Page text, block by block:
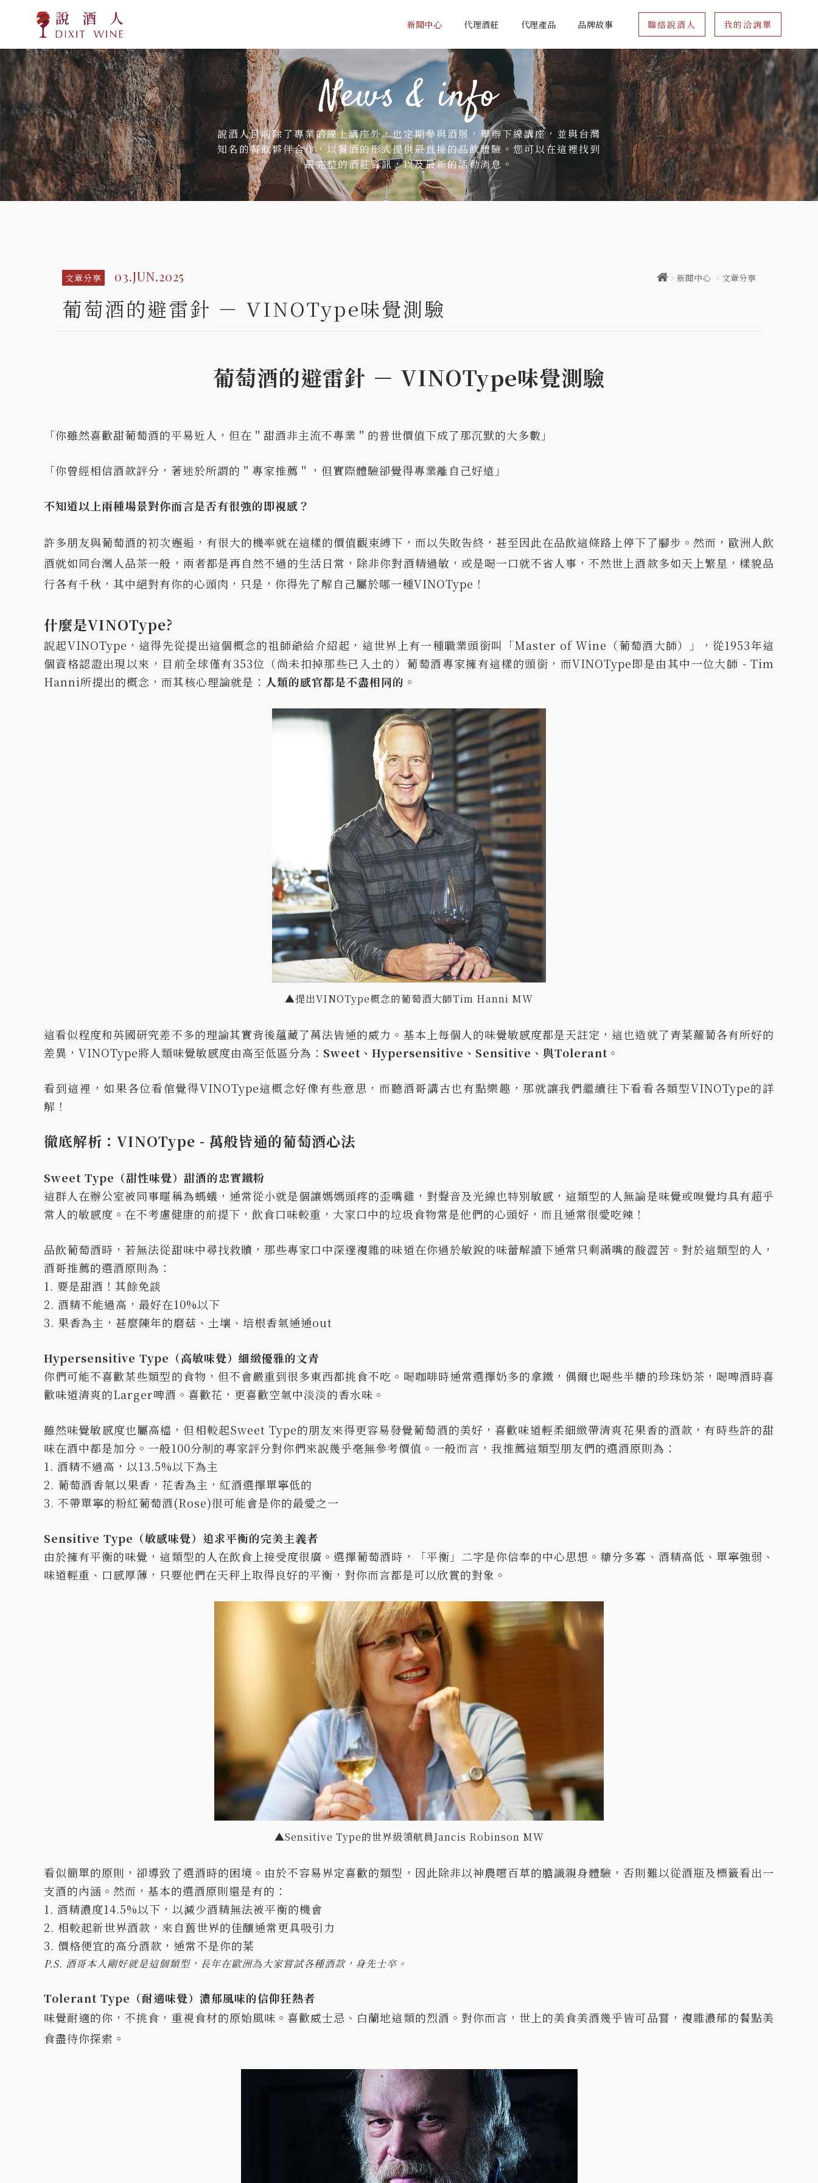
新聞中心 代理酒莊 代理產品 品牌故事 聯絡說酒人 我的洽詢單
說酒人目前除了專業的線上講座外，也定期參與酒展，舉辦下線講座，並與台灣
知名的餐飲夥伴合作，以餐酒的形式提供最直接的品飲體驗。您可以在這裡找到
最完整的酒莊資訊，以及最新的活動消息。
> 新聞中心 > 文章分享
文章分享 03.JUN.2025
葡萄酒的避雷針 － VINOType味覺測驗
葡萄酒的避雷針 － VINOType味覺測驗
「你雖然喜歡甜葡萄酒的平易近人，但在＂甜酒非主流不專業＂的普世價值下成了那沉默的大多數」
「你曾經相信酒款評分，著迷於所謂的＂專家推薦＂，但實際體驗卻覺得專業離自己好遠」
不知道以上兩種場景對你而言是否有很強的即視感？
許多朋友與葡萄酒的初次邂逅，有很大的機率就在這樣的價值觀束縛下，而以失敗告終，甚至因此在品飲這條路上停下了腳步。然而，歐洲人飲
酒就如同台灣人品茶一般，兩者都是再自然不過的生活日常，除非你對酒精過敏，或是喝一口就不省人事，不然世上酒款多如天上繁星，樣貌品
行各有千秋，其中絕對有你的心頭肉，只是，你得先了解自己屬於哪一種VINOType！
什麼是VINOType?
說起VINOType，這得先從提出這個概念的祖師爺給介紹起，這世界上有一種職業頭銜叫「Master of Wine（葡萄酒大師）」，從1953年這
個資格認證出現以來，目前全球僅有353位（尚未扣掉那些已入土的）葡萄酒專家擁有這樣的頭銜，而VINOType即是由其中一位大師 - Tim
Hanni所提出的概念，而其核心理論就是： 人類的感官都是不盡相同的。
▲提出VINOType概念的葡萄酒大師Tim Hanni MW
這看似程度和英國研究差不多的理論其實背後蘊藏了萬法皆通的威力。基本上每個人的味覺敏感度都是天註定，這也造就了青菜蘿蔔各有所好的
差異，VINOType將人類味覺敏感度由高至低區分為： Sweet、Hypersensitive、Sensitive、與Tolerant 。
看到這裡，如果各位看倌覺得VINOType這概念好像有些意思，而聽酒哥講古也有點樂趣，那就讓我們繼續往下看看各類型VINOType的詳
解！
徹底解析：VINOType - 萬般皆通的葡萄酒心法
Sweet Type（甜性味覺）甜酒的忠實鐵粉
這群人在辦公室被同事暱稱為螞蟻，通常從小就是個讓媽媽頭疼的歪嘴雞，對聲音及光線也特別敏感，這類型的人無論是味覺或嗅覺均具有超乎
常人的敏感度。在不考慮健康的前提下，飲食口味較重，大家口中的垃圾食物常是他們的心頭好，而且通常很愛吃辣！
品飲葡萄酒時，若無法從甜味中尋找救贖，那些專家口中深邃複雜的味道在你過於敏銳的味蕾解讀下通常只剩滿嘴的酸澀苦。對於這類型的人，
酒哥推薦的選酒原則為：
1. 要是甜酒！其餘免談
2. 酒精不能過高，最好在10%以下
3. 果香為主，甚麼陳年的磨菇、土壤、培根香氣通通out
Hypersensitive Type（高敏味覺）細緻優雅的文青
你們可能不喜歡某些類型的食物，但不會嚴重到很多東西都挑食不吃。喝咖啡時通常選擇奶多的拿鐵，偶爾也喝些半糖的珍珠奶茶，喝啤酒時喜
歡味道清爽的Larger啤酒。喜歡花，更喜歡空氣中淡淡的香水味。
雖然味覺敏感度也屬高檔，但相較起Sweet Type的朋友來得更容易發覺葡萄酒的美好，喜歡味道輕柔細緻帶清爽花果香的酒款，有時些許的甜
味在酒中都是加分。一般100分制的專家評分對你們來說幾乎毫無參考價值。一般而言，我推薦這類型朋友們的選酒原則為：
1. 酒精不過高，以13.5%以下為主
2. 葡萄酒香氣以果香，花香為主，紅酒選擇單寧低的
3. 不帶單寧的粉紅葡萄酒(Rose)很可能會是你的最愛之一
Sensitive Type（敏感味覺）追求平衡的完美主義者
由於擁有平衡的味覺，這類型的人在飲食上接受度很廣。選擇葡萄酒時，「平衡」二字是你信奉的中心思想。糖分多寡、酒精高低、單寧強弱、
味道輕重、口感厚薄，只要他們在天秤上取得良好的平衡，對你而言都是可以欣賞的對象。
▲Sensitive Type的世界級領航員Jancis Robinson MW
看似簡單的原則，卻導致了選酒時的困境。由於不容易界定喜歡的類型，因此除非以神農嚐百草的膽識親身體驗，否則難以從酒瓶及標籤看出一
支酒的內涵。然而，基本的選酒原則還是有的：
1. 酒精濃度14.5%以下，以減少酒精無法被平衡的機會
2. 相較起新世界酒款，來自舊世界的佳釀通常更具吸引力
3. 價格便宜的高分酒款，通常不是你的菜
P.S. 酒哥本人剛好就是這個類型，長年在歐洲為大家嘗試各種酒款，身先士卒。
Tolerant Type（耐適味覺）濃郁風味的信仰狂熱者
味覺耐適的你，不挑食，重視食材的原始風味。喜歡威士忌、白蘭地這類的烈酒。對你而言，世上的美食美酒幾乎皆可品嘗，複雜濃郁的餐點美
食盡待你探索。